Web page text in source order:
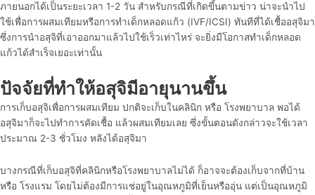
ภายนอกได้เป็นระยะเวลา 1-2 วัน สำหรับกรณีที่เกิดขึ้นตามข่าว น่าจะนำไป
ใช้เพื่อการผสมเทียมหรือการทำเด็กหลอดแก้ว (IVF/ICSI) ทันทีที่ได้เชื้ออสุจิมา
ซึ่งการนำอสุจิที่เอาออกมาแล้วไปใช้เร็วเท่าไหร่ จะยิ่งมีโอกาสทำเด็กหลอด
แก้วได้สำเร็จเยอะเท่านั้น
ปัจจัยที่ทำให้อสุจิมีอายุนานขึ้น
การเก็บอสุจิเพื่อการผสมเทียม ปกติจะเก็บในคลินิก หรือ โรงพยาบาล พอได้
อสุจิมาก็จะไปทำการคัดเชื้อ แล้วผสมเทียมเลย ซึ่งขั้นตอนดังกล่าวจะใช้เวลา
ประมาณ 2-3 ชั่วโมง หลังได้อสุจิมา
บางกรณีที่เก็บอสุจิที่คลินิกหรือโรงพยาบาลไม่ได้ ก็อาจจะต้องเก็บจากที่บ้าน
หรือ โรงแรม โดยไม่ต้องมีการแช่อยู่ในอุณหภูมิที่เย็นหรืออุ่น แต่เป็นอุณหภูมิ